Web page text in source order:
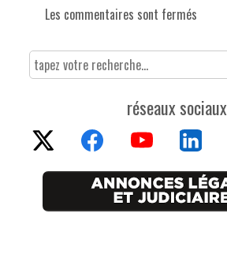
Les commentaires sont fermés
réseaux sociaux